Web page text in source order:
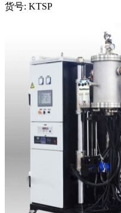
货号: KTSP